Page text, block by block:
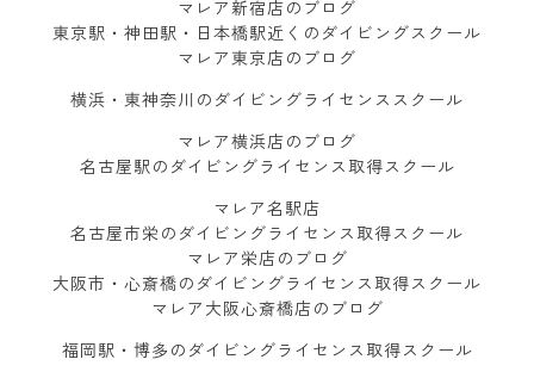
マレア新宿店のブログ
東京駅・神田駅・日本橋駅近くのダイビングスクール
マレア東京店のブログ
横浜・東神奈川のダイビングライセンススクール
マレア横浜店のブログ
名古屋駅のダイビングライセンス取得スクール
マレア名駅店
名古屋市栄のダイビングライセンス取得スクール
マレア栄店のブログ
大阪市・心斎橋のダイビングライセンス取得スクール
マレア大阪心斎橋店のブログ
福岡駅・博多のダイビングライセンス取得スクール